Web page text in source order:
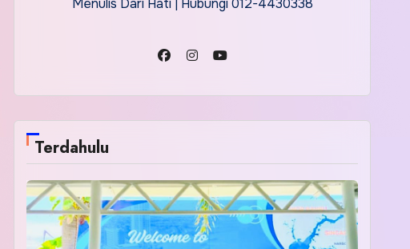
Menulis Dari Hati | Hubungi 012-4430338
Terdahulu